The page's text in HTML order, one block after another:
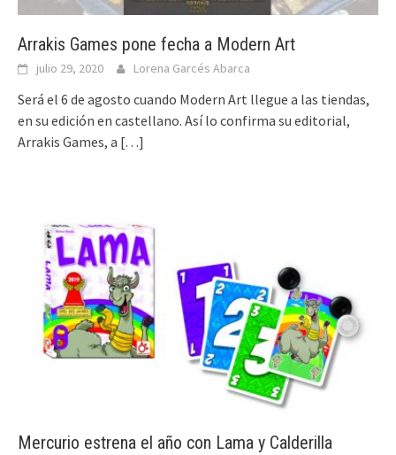
Arrakis Games pone fecha a Modern Art
julio 29, 2020 Lorena Garcés Abarca
Será el 6 de agosto cuando Modern Art llegue a las tiendas,
en su edición en castellano. Así lo confirma su editorial,
Arrakis Games, a […]
Mercurio estrena el año con Lama y Calderilla